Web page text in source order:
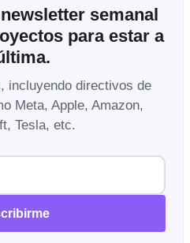
semanal
para estar a
incluyendo directivos de
Meta, Apple, Amazon,
Tesla, etc.